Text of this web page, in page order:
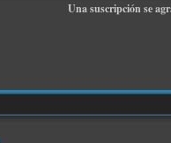
Una suscripción se